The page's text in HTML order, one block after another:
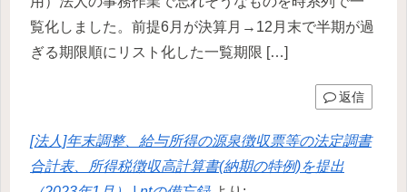
覧化しました。前提6月が決算月→12月末で半期が過
ぎる期限順にリスト化した一覧期限 […]
返信
[法人]年末調整、給与所得の源泉徴収票等の法定調書
合計表、所得税徴収高計算書(納期の特例)を提出